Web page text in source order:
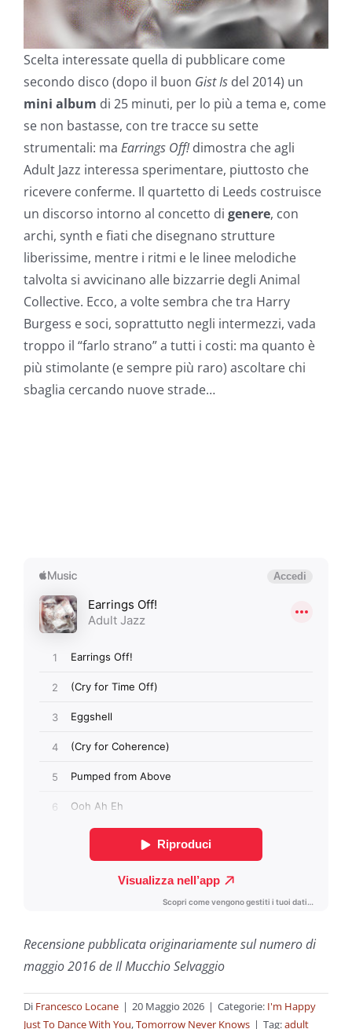
Scelta interessate quella di pubblicare come
secondo disco (dopo il buon Gist Is del 2014) un
mini album di 25 minuti, per lo più a tema e, come
se non bastasse, con tre tracce su sette
strumentali: ma Earrings Off!dimostra che agli
Adult Jazz interessa sperimentare, piuttosto che
ricevere conferme. Il quartetto di Leeds costruisce
un discorso intorno al concetto di genere, con
archi, synth e fiati che disegnano strutture
liberissime, mentre i ritmi e le linee melodiche
talvolta si avvicinano alle bizzarrie degli Animal
Collective. Ecco, a volte sembra che tra Harry
Burgess e soci, soprattutto negli intermezzi, vada
troppo il “farlo strano” a tutti i costi: ma quanto è
più stimolante (e sempre più raro) ascoltare chi
sbaglia cercando nuove strade…
Recensione pubblicata originariamente sul numero di
maggio 2016 de Il Mucchio Selvaggio
Di Francesco Locane | 20 Maggio 2026 | Categorie: I'm Happy
Just To Dance With You,Tomorrow Never Knows | Tag:adult